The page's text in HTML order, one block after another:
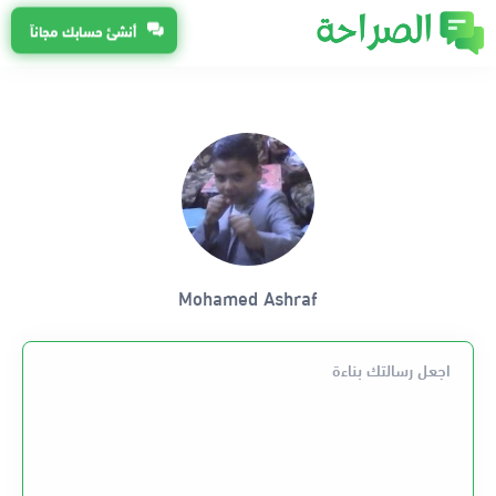
أنشئ حسابك مجاناً
Mohamed Ashraf